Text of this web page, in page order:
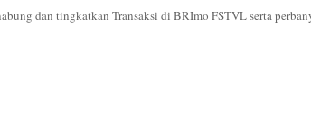
dan tingkatkan Transaksi di BRImo FSTVL serta